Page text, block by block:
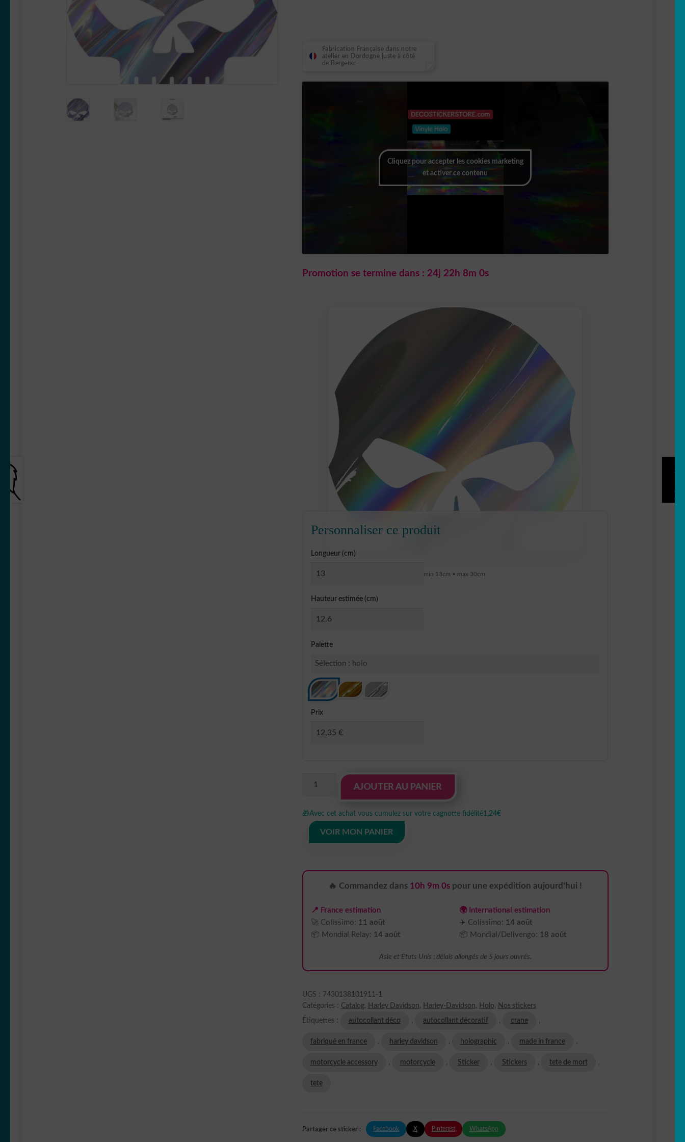
Fabrication Française dans notre
atelier en Dordogne juste à côté
de Bergerac
Cliquez pour accepter les cookies marketing
et activer ce contenu
Promotion se termine dans : 24j 22h 7m 58s
Personnaliser ce produit
Longueur (cm)
min 13cm • max 30cm
Hauteur estimée (cm)
Palette
Sélection : holo
Prix
holographic
pour
votre
AJOUTER AU PANIER
🎁Avec cet achat vous cumulez sur votre cagnotte fidélité1,24€
VOIR MON PANIER
🔥 Commandez dans10h 8m 59spour une expédition aujourd'hui !
📍 France estimation
🚀 Colissimo: 11 août
📦 Mondial Relay: 14 août
🌍 International estimation
✈️ Colissimo: 14 août
📦 Mondial/Delivengo: 18 août
Asie et Etats Unis : délais allongés de 5 jours ouvrés.
UGS : 7430138101911-1
Catégories : Catalog, Harley Davidson, Harley-Davidson, Holo, Nos stickers
Étiquettes : autocollant déco , autocollant décoratif , crane ,
fabriqué en france , harley davidson , holographic , made in france ,
motorcycle accessory , motorcycle , Sticker , Stickers , tete de mort ,
tete
Partager ce sticker : Facebook X Pinterest WhatsApp